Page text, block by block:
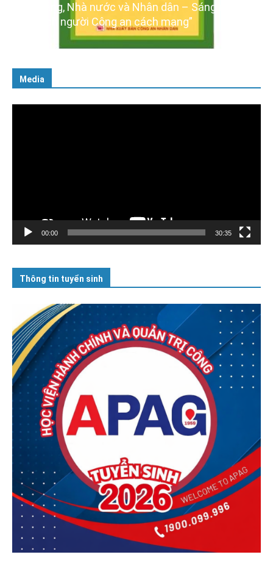
Ra mắt ba cuốn sách ảnh chào mừng Đại hội
XIV của Đảng
Media
00:00 30:35
Thông tin tuyển sinh